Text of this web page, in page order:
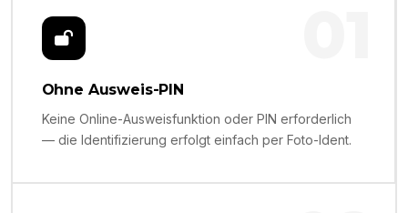
Ohne Ausweis-PIN
Keine Online-Ausweisfunktion oder PIN erforderlich
— die Identifizierung erfolgt einfach per Foto-Ident.